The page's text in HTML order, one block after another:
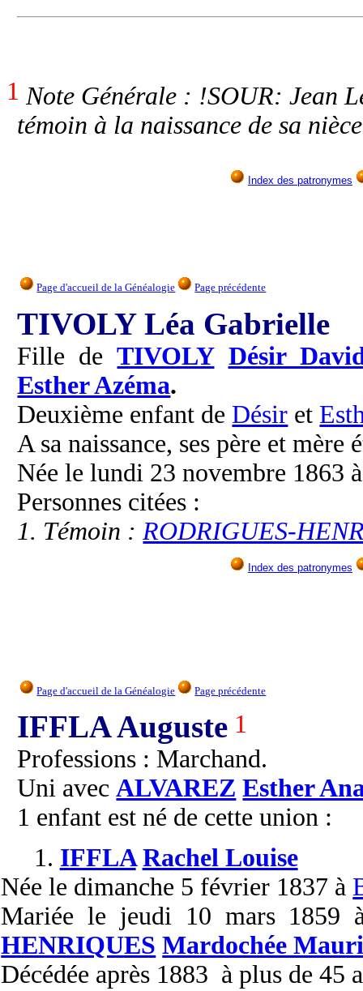
1 Note Générale : !SOUR: Jean
témoin à la naissance de sa
Index des patronymes
Page d'accueil de la Généalogie Page précédente
TIVOLY Léa Gabrielle
Fille deTIVOLY Désir
Esther Azéma.
Deuxième enfant de Désir et
A sa naissance, ses père et mère
Née le lundi 23 novembre 1863
Personnes citées :
1. Témoin : RODRIGUES-
Index des patronymes
Page d'accueil de la Généalogie Page précédente
IFFLA Auguste 1
Professions : Marchand.
Uni avecALVAREZ Esther
1 enfant est né de cette union :
1. IFFLA Rachel Louise
Née le dimanche 5 février 1837 à
Mariée le jeudi 10 mars 1859
HENRIQUES Mardochée
Décédée après 1883 à plus de 45